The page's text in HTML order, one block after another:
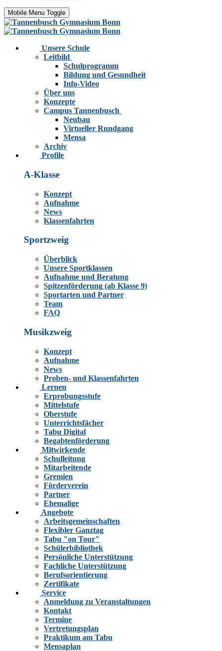
Mobile Menu Toggle
Unsere Schule
Leitbild
Schulprogramm
Bildung und Gesundheit
Info-Video
Über uns
Konzepte
Campus Tannenbusch
Neubau
Virtueller Rundgang
Mensa
Archiv
Profile
A-Klasse
Konzept
Aufnahme
News
Klassenfahrten
Sportzweig
Überblick
Unsere Sportklassen
Aufnahme und Beratung
Spitzenförderung (ab Klasse 9)
Sportarten und Partner
Team
FAQ
Musikzweig
Konzept
Aufnahme
News
Proben- und Klassenfahrten
Lernen
Erprobungsstufe
Mittelstufe
Oberstufe
Unterrichtsfächer
Tabu Digital
Begabtenförderung
Mitwirkende
Schulleitung
Mitarbeitende
Gremien
Förderverein
Partner
Ehemalige
Angebote
Arbeitsgemeinschaften
Flexibler Ganztag
Tabu "on Tour"
Schülerbibliothek
Persönliche Unterstützung
Fachliche Unterstützung
Berufsorientierung
Zertifikate
Service
Anmeldung zu Veranstaltungen
Kontakt
Termine
Vertretungsplan
Praktikum am Tabu
Mensaplan